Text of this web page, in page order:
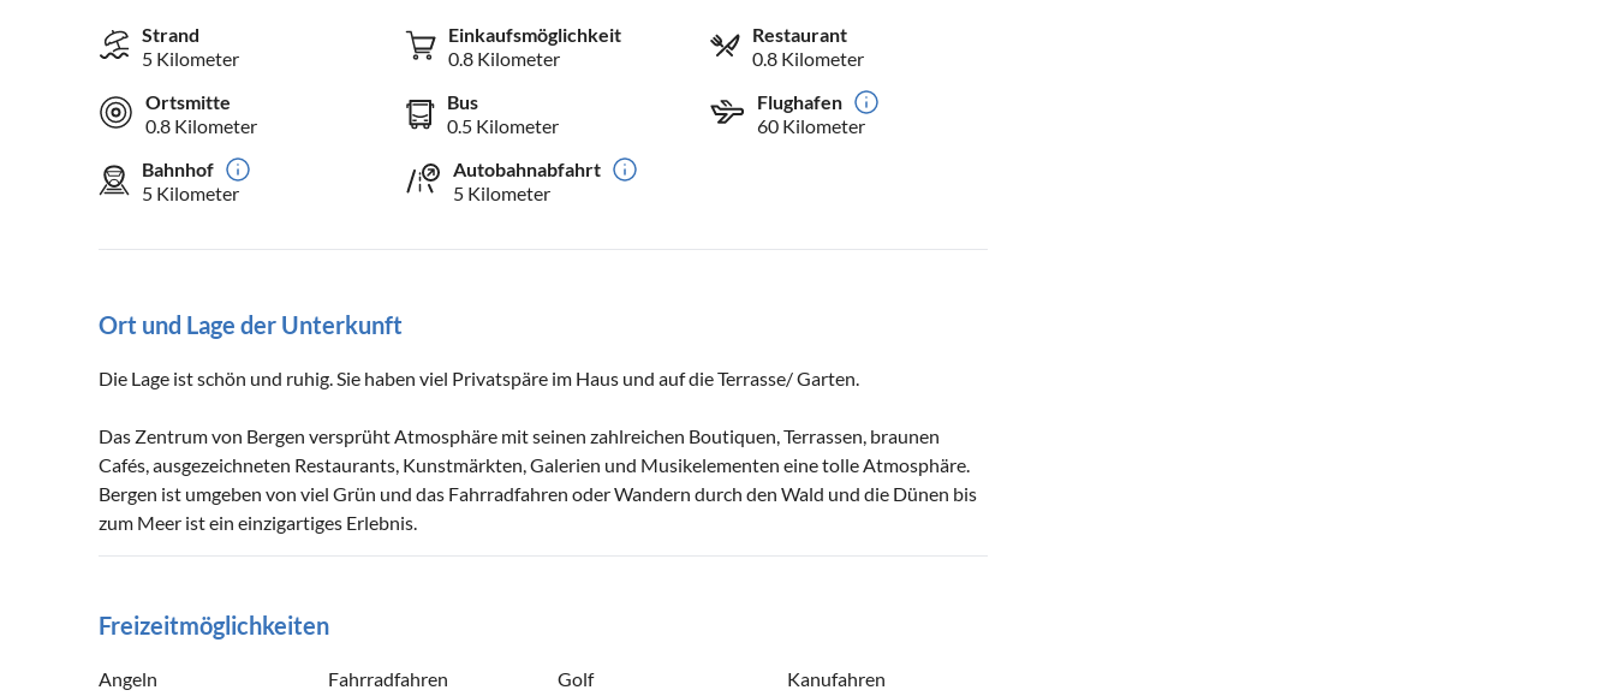
Strand
5 Kilometer
Einkaufsmöglichkeit
0.8 Kilometer
Restaurant
0.8 Kilometer
Ortsmitte
0.8 Kilometer
Bus
0.5 Kilometer
Flughafen
60 Kilometer
Bahnhof
5 Kilometer
Autobahnabfahrt
5 Kilometer
Ort und Lage der Unterkunft
Die Lage ist schön und ruhig. Sie haben viel Privatspäre im Haus und auf die Terrasse/ Garten.
Das Zentrum von Bergen versprüht Atmosphäre mit seinen zahlreichen Boutiquen, Terrassen, braunen
Cafés, ausgezeichneten Restaurants, Kunstmärkten, Galerien und Musikelementen eine tolle Atmosphäre.
Bergen ist umgeben von viel Grün und das Fahrradfahren oder Wandern durch den Wald und die Dünen bis
zum Meer ist ein einzigartiges Erlebnis.
Freizeitmöglichkeiten
Angeln Fahrradfahren Golf Kanufahren